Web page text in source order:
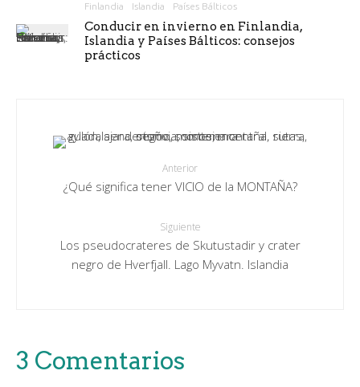
Finlandia Islandia Países Bálticos
Conducir en invierno en Finlandia,
Islandia y Países Bálticos: consejos
prácticos
Anterior
¿Qué significa tener VICIO de la MONTAÑA?
Siguiente
Los pseudocrateres de Skutustadir y crater
negro de Hverfjall. Lago Myvatn. Islandia
3 Comentarios